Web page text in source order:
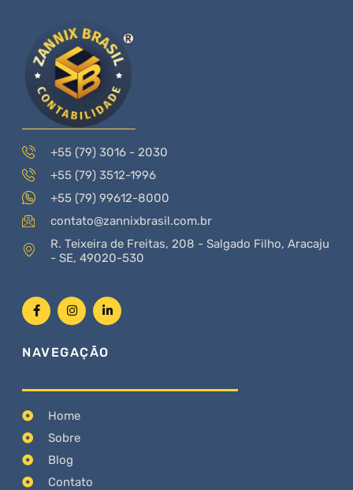
+55 (79) 3016 - 2030
+55 (79) 3512-1996
+55 (79) 99612-8000
contato@zannixbrasil.com.br
R. Teixeira de Freitas, 208 - Salgado Filho, Aracaju
- SE, 49020-530
NAVEGAÇÃO
Home
Sobre
Blog
Contato